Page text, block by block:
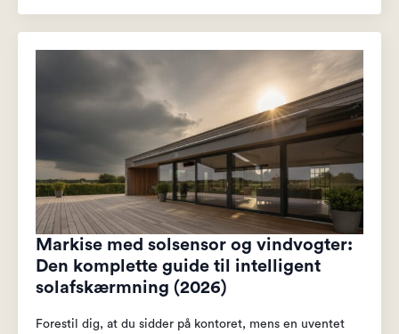
Markise med solsensor og vindvogter:
Den komplette guide til intelligent
solafskærmning (2026)
Forestil dig, at du sidder på kontoret, mens en uventet